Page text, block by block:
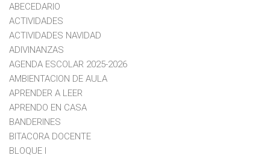
ABECEDARIO
ACTIVIDADES
ACTIVIDADES NAVIDAD
ADIVINANZAS
AGENDA ESCOLAR 2025-2026
AMBIENTACION DE AULA
APRENDER A LEER
APRENDO EN CASA
BANDERINES
BITACORA DOCENTE
BLOQUE I